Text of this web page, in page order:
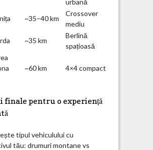
urbană
~35–40 km
Crossover
mediu
~35 km
Berlină
spațioasă
~60 km 4×4 compact
finale pentru o experiență
tipul vehiculului cu
tău: drumuri montane vs